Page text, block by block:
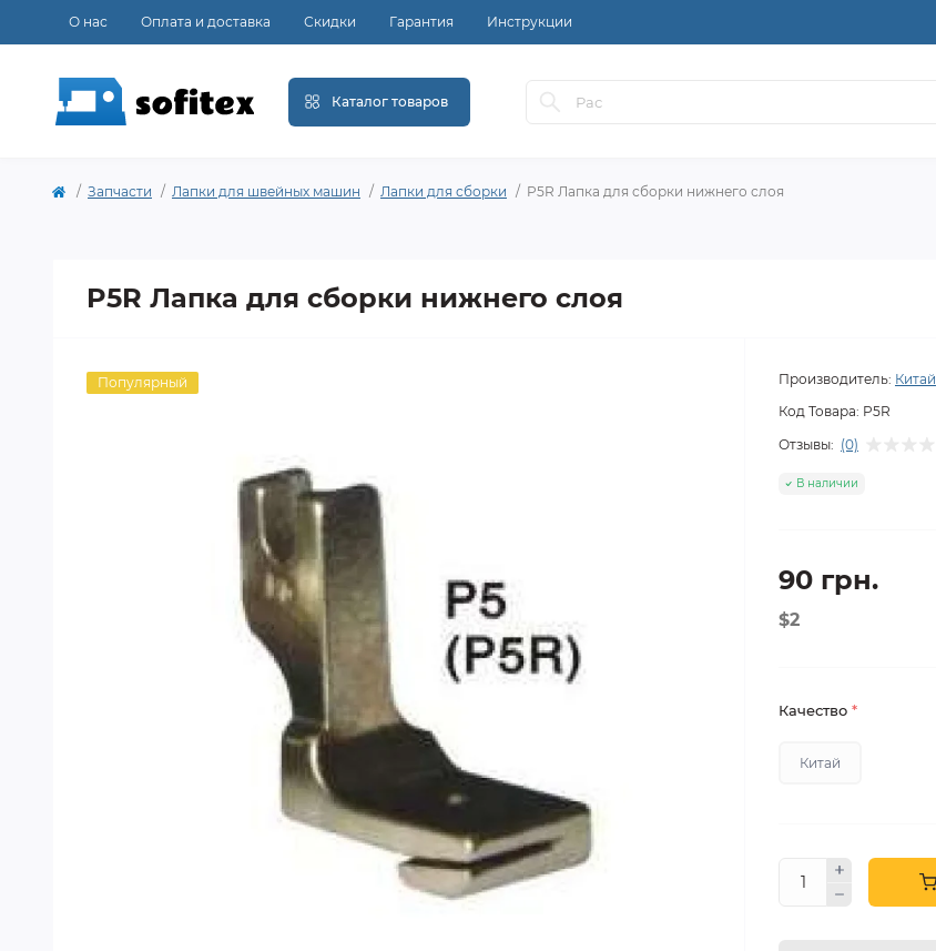
О нас Оплата и доставка Скидки Гарантия Инструкции
Каталог товаров
Запчасти Лапки для швейных машин Лапки для сборки P5R Лапка для сборки нижнего слоя
P5R Лапка для сборки нижнего слоя
Популярный Производитель: Китай
Код Товара: P5R
Отзывы: (0)
В наличии
90 грн.
$2
Качество *
Китай